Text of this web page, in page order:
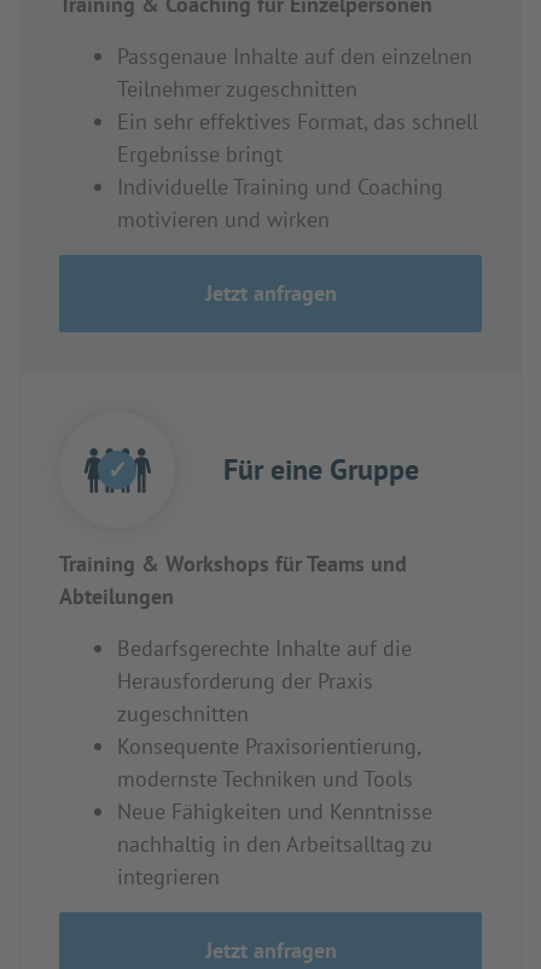
Passgenaue Inhalte auf den einzelnen
Teilnehmer zugeschnitten
Ein sehr effektives Format, das schnell
Ergebnisse bringt
Individuelle Training und Coaching
motivieren und wirken
Jetzt anfragen
✓ Für eine Gruppe
Training & Workshops für Teams und
Abteilungen
Bedarfsgerechte Inhalte auf die
Herausforderung der Praxis
zugeschnitten
Konsequente Praxisorientierung,
modernste Techniken und Tools
Neue Fähigkeiten und Kenntnisse
nachhaltig in den Arbeitsalltag zu
integrieren
Jetzt anfragen